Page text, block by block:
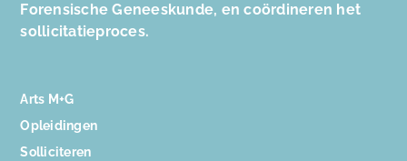
Forensische Geneeskunde, en coördineren het
sollicitatieproces.
Arts M+G
Opleidingen
Solliciteren